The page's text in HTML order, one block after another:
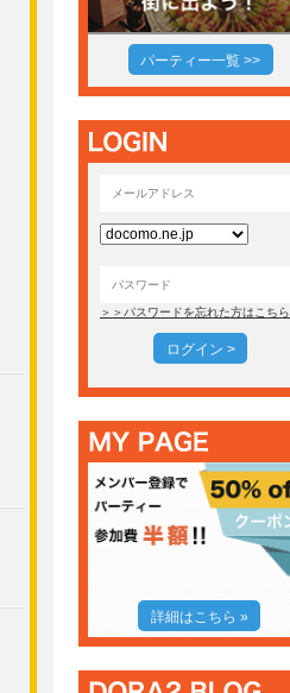
パーティー一覧 >>
＞＞パスワードを忘れた方はこちら
ログイン >
詳細はこちら »